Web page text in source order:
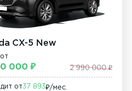
CX-5 New
000 ₽ 2 990 000 ₽
от37 893₽/мec.